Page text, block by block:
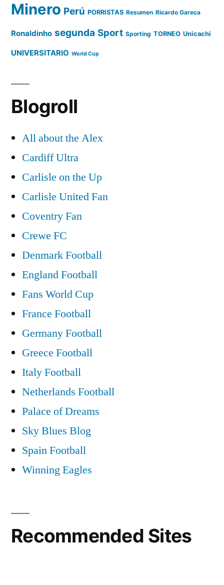
Minero Perú PORRISTAS Resumen Ricardo Gareca
Ronaldinho segunda Sport Sporting TORNEO Unicachi
UNIVERSITARIO World Cup
Blogroll
All about the Alex
Cardiff Ultra
Carlisle on the Up
Carlisle United Fan
Coventry Fan
Crewe FC
Denmark Football
England Football
Fans World Cup
France Football
Germany Football
Greece Football
Italy Football
Netherlands Football
Palace of Dreams
Sky Blues Blog
Spain Football
Winning Eagles
Recommended Sites